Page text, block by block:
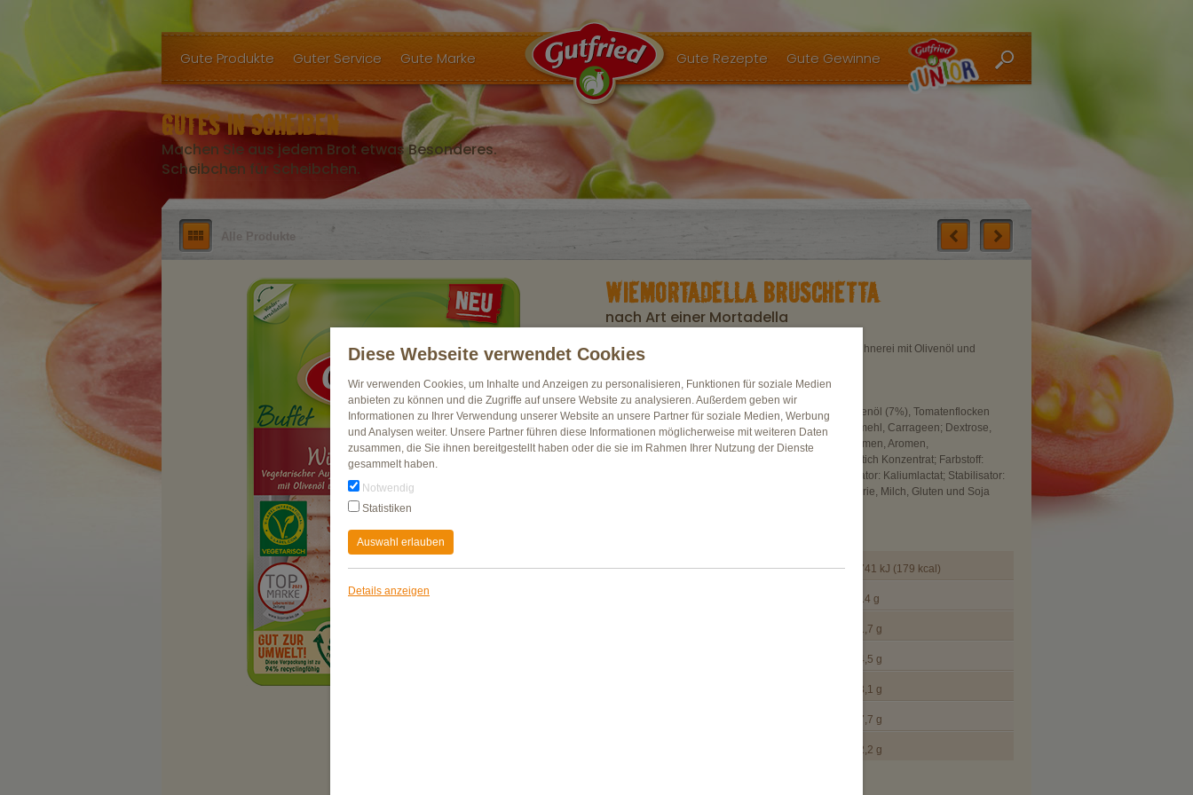
Gute Produkte Guter Service Gute Marke Gute Rezepte Gute Gewinne
GUTES IN SCHEIBEN
Machen Sie aus jedem Brot etwas Besonderes.
Scheibchen für Scheibchen.
Alle Produkte
WIEMORTADELLA BRUSCHETTA
nach Art einer Mortadella
Vegetarischer Aufschnitt auf Basis von Rapsöl und Hühnerei mit Olivenöl und
Zutaten:
Trinkwasser, Hühnereieiweiß (8%), Rapsöl (7%), Olivenöl (7%), Tomatenflocken
(2%), Verdickungsmittel: Xanthan, Johannisbrot-kernmehl, Carrageen; Dextrose,
Speisesalz, Gewürze, Gewürzextrakte, Natürliche Aromen, Aromen,
Zitronensaftpulver, färbendes Lebensmittel: Roter Rettich Konzentrat; Farbstoff:
Carotin; Säuerungsmittel: Citronensäure; Säureregulator: Kaliumlactat; Stabilisator:
Natriumacetate. Kann Spuren von Lupine, Senf, Sellerie, Milch, Gluten und Soja
Energie 741 kJ (179 kcal)
14 g
1,7 g
4,5 g
3,1 g
7,7 g
2,2 g
Diese Webseite verwendet Cookies
Wir verwenden Cookies, um Inhalte und Anzeigen zu personalisieren, Funktionen für soziale Medien
anbieten zu können und die Zugriffe auf unsere Website zu analysieren. Außerdem geben wir
Informationen zu Ihrer Verwendung unserer Website an unsere Partner für soziale Medien, Werbung
und Analysen weiter. Unsere Partner führen diese Informationen möglicherweise mit weiteren Daten
zusammen, die Sie ihnen bereitgestellt haben oder die sie im Rahmen Ihrer Nutzung der Dienste
gesammelt haben.
Notwendig
Statistiken
Auswahl erlauben
Details anzeigen